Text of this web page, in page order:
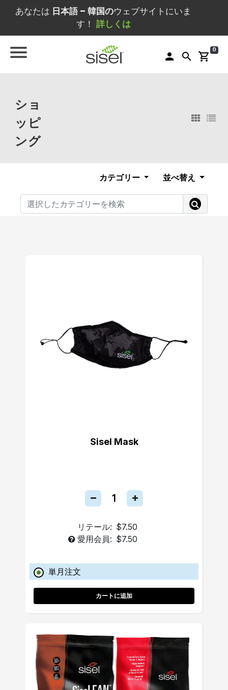
あなたは 日本語 – 韓国のウェブサイトにいま
す！ 詳しくは
person search shopping_cart
0
ショ
ッピ
ング
カテゴリー 並べ替え
Sisel Mask
リテール: $7.50
愛用会員: $7.50
単月注文
カートに追加